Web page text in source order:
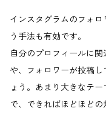
インスタグラムのフォロ
う手法も有効です。
自分のプロフィールに
や、フォロワーが投稿
ょう。あまり大きなテ
で、できればほどほど